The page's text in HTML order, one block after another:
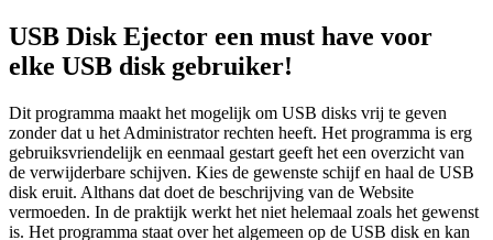
USB Disk Ejector een must have voor
elke USB disk gebruiker!
Dit programma maakt het mogelijk om USB disks vrij te geven
zonder dat u het Administrator rechten heeft. Het programma is erg
gebruiksvriendelijk en eenmaal gestart geeft het een overzicht van
de verwijderbare schijven. Kies de gewenste schijf en haal de USB
disk eruit. Althans dat doet de beschrijving van de Website
vermoeden. In de praktijk werkt het niet helemaal zoals het gewenst
is. Het programma staat over het algemeen op de USB disk en kan